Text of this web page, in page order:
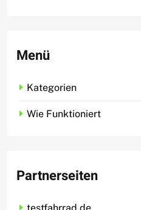
Menü
Kategorien
Wie Funktioniert
Partnerseiten
testfahrrad.de